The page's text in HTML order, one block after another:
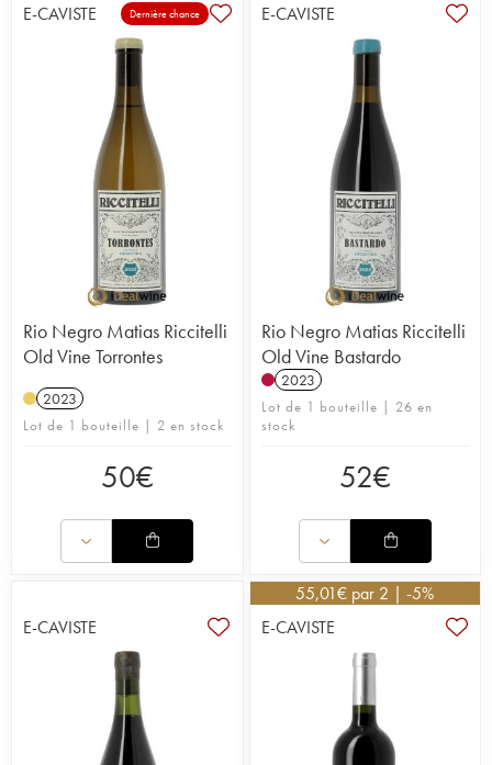
E-CAVISTE Dernière chance
Rio Negro Matias Riccitelli
Old Vine Torrontes
2023
Lot de 1 bouteille | 2 en stock
50€
E-CAVISTE
Rio Negro Matias Riccitelli
Old Vine Bastardo
2023
Lot de 1 bouteille | 26 en
stock
52€
E-CAVISTE
55,01€ par 2 | -5%
E-CAVISTE